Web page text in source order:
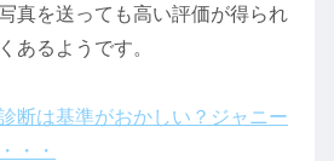
真を送っても高い評価が得られ
あるようです。
断は基準がおかしい？ジャニー
・・